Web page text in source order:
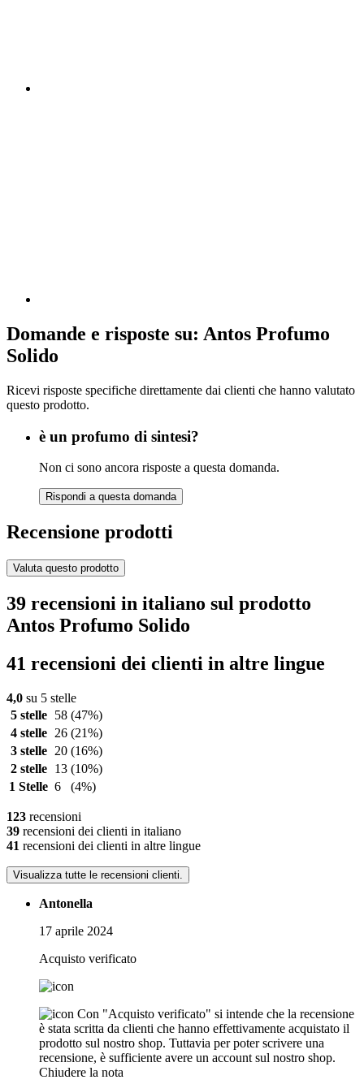
Domande e risposte su: Antos Profumo
Solido
Ricevi risposte specifiche direttamente dai clienti che hanno valutato
questo prodotto.
è un profumo di sintesi?
Non ci sono ancora risposte a questa domanda.
Rispondi a questa domanda
Recensione prodotti
Valuta questo prodotto
39 recensioni in italiano sul prodotto
Antos Profumo Solido
41 recensioni dei clienti in altre lingue
4,0 su 5 stelle
5 stelle
58 (47%)
4 stelle
26 (21%)
3 stelle
20 (16%)
2 stelle
13 (10%)
1 Stelle 6 (4%)
123 recensioni
39 recensioni dei clienti in italiano
41 recensioni dei clienti in altre lingue
Visualizza tutte le recensioni clienti.
Antonella
17 aprile 2024
Acquisto verificato
Con "Acquisto verificato" si intende che la recensione
è stata scritta da clienti che hanno effettivamente acquistato il
prodotto sul nostro shop. Tuttavia per poter scrivere una
recensione, è sufficiente avere un account sul nostro shop.
Chiudere la nota